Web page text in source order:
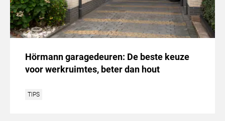
Hörmann garagedeuren: De beste keuze
voor werkruimtes, beter dan hout
TIPS